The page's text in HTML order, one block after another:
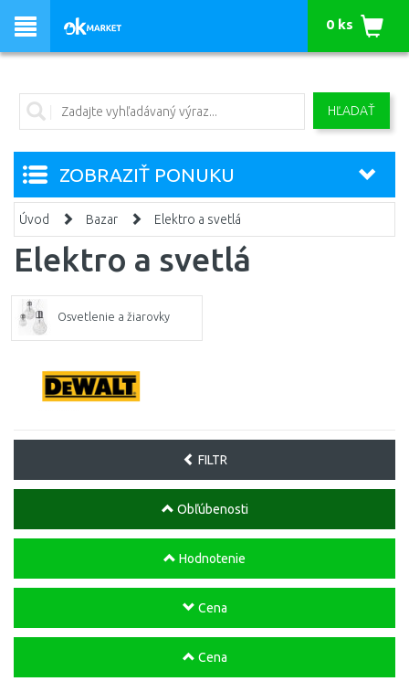
HĽADAŤ
0 ks
ZOBRAZIŤ PONUKU
Úvod Bazar Elektro a svetlá
Elektro a svetlá
Osvetlenie a žiarovky
FILTR
Obľúbenosti
Hodnotenie
Cena
Cena